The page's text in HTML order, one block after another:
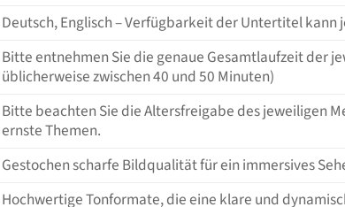
Deutsch, Englisch – Verfügbarkeit der Untertitel kann
Bitte entnehmen Sie die genaue Gesamtlaufzeit der
üblicherweise zwischen 40 und 50 Minuten)
Bitte beachten Sie die Altersfreigabe des jeweiligen
ernste Themen.
Gestochen scharfe Bildqualität für ein immersives
Hochwertige Tonformate, die eine klare und